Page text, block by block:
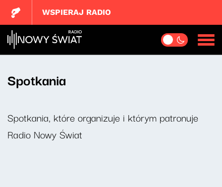
WSPIERAJ RADIO
Spotkania
Spotkania, które organizuje i którym patronuje
Radio Nowy Świat